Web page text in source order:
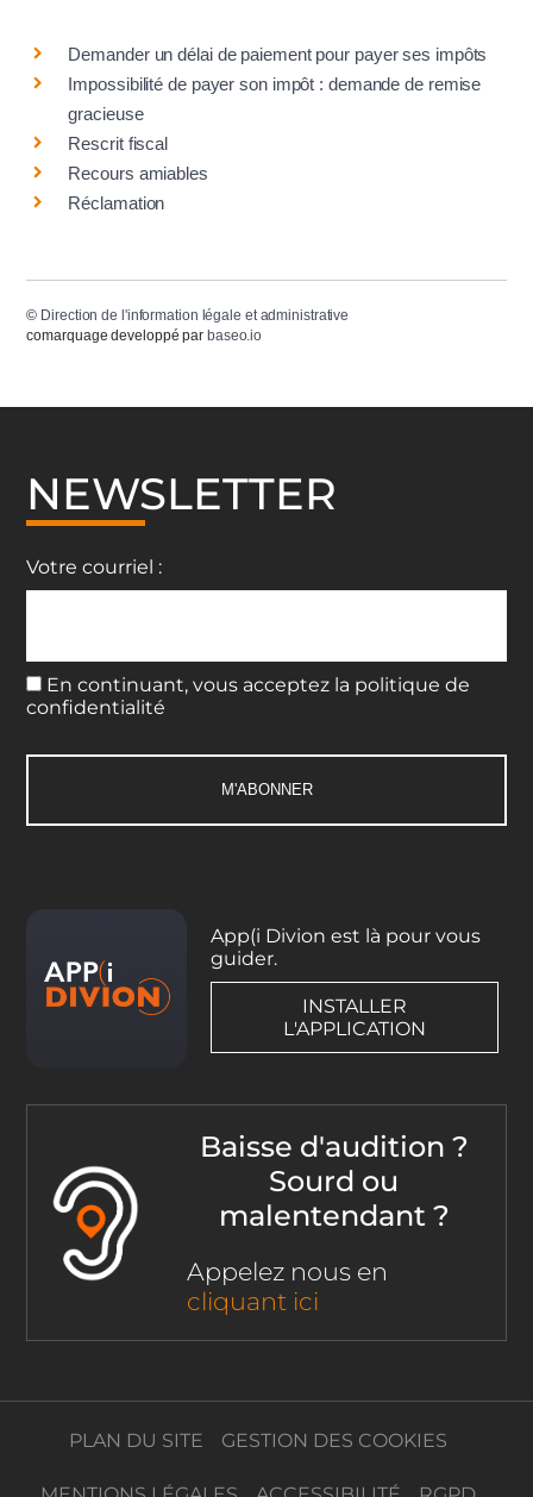
Demander un délai de paiement pour payer ses impôts
Impossibilité de payer son impôt : demande de remise
gracieuse
Rescrit fiscal
Recours amiables
Réclamation
© Direction de l'information légale et administrative
comarquage developpé par baseo.io
NEWSLETTER
Votre courriel :
En continuant, vous acceptez la politique de
confidentialité
App(i Divion est là pour vous
guider.
INSTALLER
L'APPLICATION
Baisse d'audition ?
Sourd ou
malentendant ?
Appelez nous en
cliquant ici
PLAN DU SITE GESTION DES COOKIES